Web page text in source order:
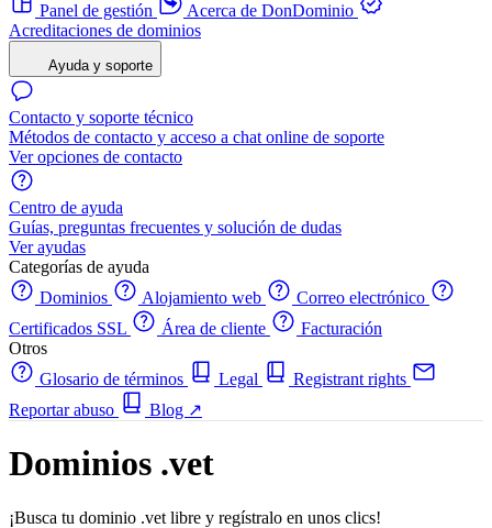
Panel de gestión
Acerca de DonDominio
Acreditaciones de dominios
Ayuda y soporte
Contacto y soporte técnico
Métodos de contacto y acceso a chat online de soporte
Ver opciones de contacto
Centro de ayuda
Guías, preguntas frecuentes y solución de dudas
Ver ayudas
Categorías de ayuda
Dominios
Alojamiento web
Correo electrónico
Certificados SSL
Área de cliente
Facturación
Otros
Glosario de términos
Legal
Registrant rights
Reportar abuso
Blog ↗
Dominios .vet
¡Busca tu dominio .vet libre y regístralo en unos clics!